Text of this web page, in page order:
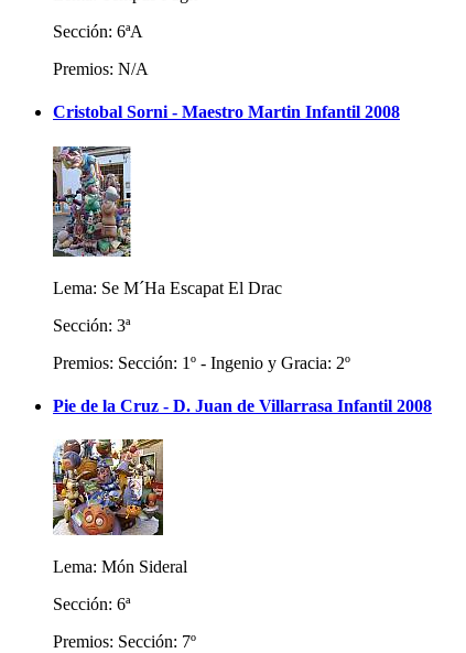
Sección: 6ªA
Premios: N/A
Cristobal Sorni - Maestro Martin Infantil 2008
Lema: Se M´Ha Escapat El Drac
Sección: 3ª
Premios: Sección: 1º - Ingenio y Gracia: 2º
Pie de la Cruz - D. Juan de Villarrasa Infantil 2008
Lema: Món Sideral
Sección: 6ª
Premios: Sección: 7º